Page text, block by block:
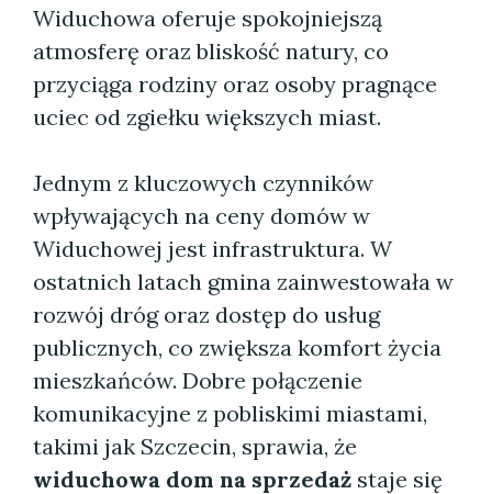
Widuchowa oferuje spokojniejszą
atmosferę oraz bliskość natury, co
przyciąga rodziny oraz osoby pragnące
uciec od zgiełku większych miast.
Jednym z kluczowych czynników
wpływających na ceny domów w
Widuchowej jest infrastruktura. W
ostatnich latach gmina zainwestowała w
rozwój dróg oraz dostęp do usług
publicznych, co zwiększa komfort życia
mieszkańców. Dobre połączenie
komunikacyjne z pobliskimi miastami,
takimi jak Szczecin, sprawia, że
widuchowa dom na sprzedaż staje się